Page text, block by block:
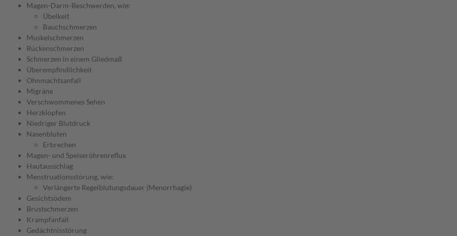
Magen-Darm-Beschwerden, wie:
Übelkeit
Bauchschmerzen
Muskelschmerzen
Rückenschmerzen
Schmerzen in einem Gliedmaß
Überempfindlichkeit
Ohnmachtsanfall
Migräne
Verschwommenes Sehen
Herzklopfen
Niedriger Blutdruck
Nasenbluten
Erbrechen
Magen- und Speiseröhrenreflux
Hautausschlag
Menstruationsstörung, wie:
Verlängerte Regelblutungsdauer (Menorrhagie)
Gesichtsödem
Brustschmerzen
Krampfanfall
Gedächtnisstörung